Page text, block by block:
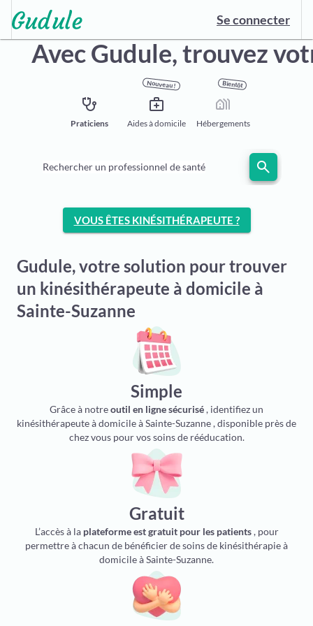
Se connecter
Avec Gudule,trouvez
stethoscope
Praticiens
Nouveau !
medical_services
Aides à domicile
Bientôt
holiday_village
Hébergements
Rechercher un professionnel de santé search
VOUS ÊTES KINÉSITHÉRAPEUTE ?
Gudule, votre solution pour trouver
un kinésithérapeute à domicile à
Sainte-Suzanne
Simple
Grâce à notreoutil en ligne sécurisé, identifiez un
kinésithérapeute à domicile à Sainte-Suzanne , disponible près de
chez vous pour vos soins de rééducation.
Gratuit
L’accès à la plateforme est gratuit pour les patients, pour
permettre à chacun de bénéficier de soins de kinésithérapie à
domicile à Sainte-Suzanne.